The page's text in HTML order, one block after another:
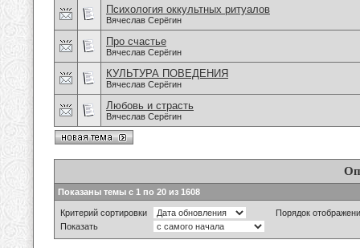
Психология оккультных ритуалов
Вячеслав Серёгин
Про счастье
Вячеслав Серёгин
КУЛЬТУРА ПОВЕДЕНИЯ
Вячеслав Серёгин
Любовь и страсть
Вячеслав Серёгин
Показаны темы с 1 по 20 из 1608
Критерий сортировки
Порядок
Показать